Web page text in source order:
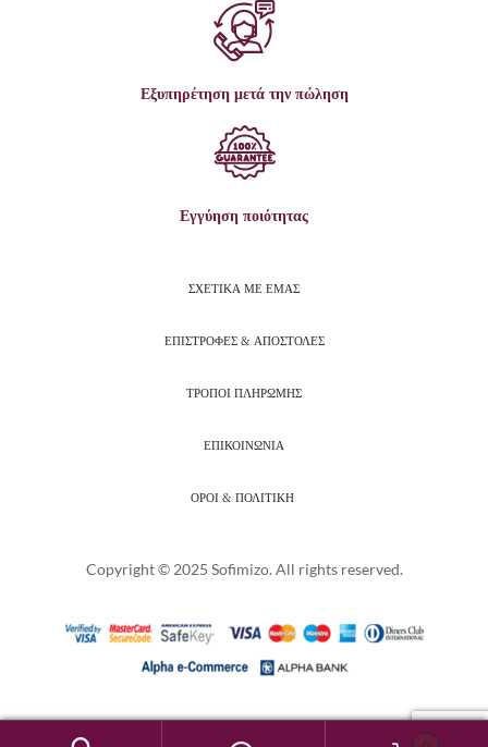
Εξυπηρέτηση μετά την πώληση
Εγγύηση ποιότητας
ΣΧΕΤΙΚΑ ΜΕ ΕΜΑΣ
ΕΠΙΣΤΡΟΦΕΣ & ΑΠΟΣΤΟΛΕΣ
ΤΡΟΠΟΙ ΠΛΗΡΩΜΗΣ
ΕΠΙΚΟΙΝΩΝΙΑ
ΟΡΟΙ & ΠΟΛΙΤΙΚΗ
Copyright © 2025 Sofimizo. All rights reserved.